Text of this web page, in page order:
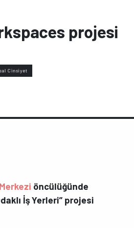
projesi
Cinsiyet
öncülüğünde
İş Yerleri” projesi